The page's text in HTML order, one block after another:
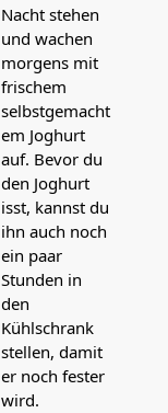
Nacht stehen
und wachen
morgens mit
frischem
selbstgemacht
em Joghurt
auf. Bevor du
den Joghurt
isst, kannst du
ihn auch noch
ein paar
Stunden in
den
Kühlschrank
stellen, damit
er noch fester
wird.